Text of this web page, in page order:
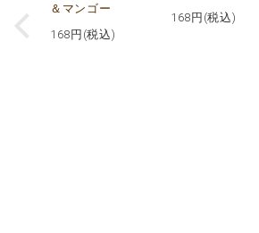
＆マンゴー
168 円(税込)
168 円(税込)